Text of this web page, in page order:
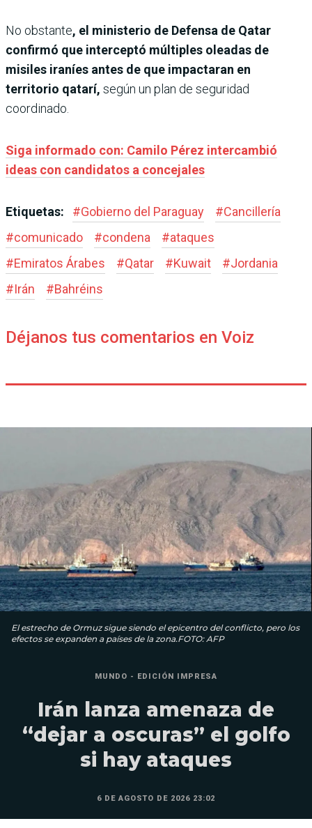
No obstante, el ministerio de Defensa de Qatar
confirmó que interceptó múltiples oleadas de
misiles iraníes antes de que impactaran en
territorio qatarí, según un plan de seguridad
coordinado.
Siga informado con: Camilo Pérez intercambió
ideas con candidatos a concejales
Etiquetas: #Gobierno del Paraguay #Cancillería
#comunicado #condena #ataques
#Emiratos Árabes #Qatar #Kuwait #Jordania
#Irán #Bahréins
Déjanos tus comentarios en Voiz
El estrecho de Ormuz sigue siendo el epicentro del conflicto, pero los
efectos se expanden a países de la zona.FOTO: AFP
MUNDO - EDICIÓN IMPRESA
Irán lanza amenaza de
“dejar a oscuras” el golfo
si hay ataques
6 DE AGOSTO DE 2026 23:02